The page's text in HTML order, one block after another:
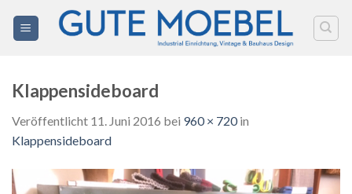
Inhalt
Klappensideboard
Veröffentlicht 11. Juni 2016 bei 960 × 720in
Klappensideboard